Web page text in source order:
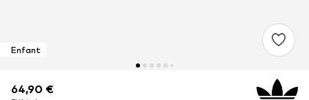
Enfant
64,90 €
64,90 €